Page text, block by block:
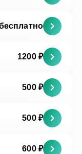
1200 ₽
500 ₽
500 ₽
600 ₽